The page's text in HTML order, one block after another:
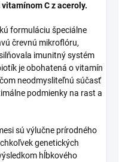
C z aceroly.
formuláciu špeciálne
črevnú mikroflóru,
imunitný systém
je obohatená o vitamín
neodmysliteľnú súčasť
podmienky na rast a
sú výlučne prírodného
genetických
hĺbkového